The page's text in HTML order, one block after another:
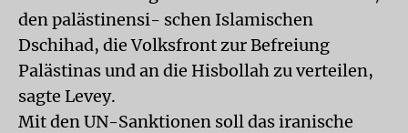
den palästinensi- schen Islamischen
Dschihad, die Volksfront zur Befreiung
Palästinas und an die Hisbollah zu verteilen,
sagte Levey.
Mit den UN-Sanktionen soll das iranische